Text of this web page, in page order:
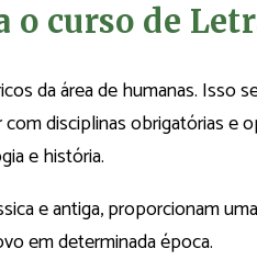
o curso de
da área de humanas. Isso
disciplinas obrigatórias e
e história.
e antiga, proporcionam
em determinada época.